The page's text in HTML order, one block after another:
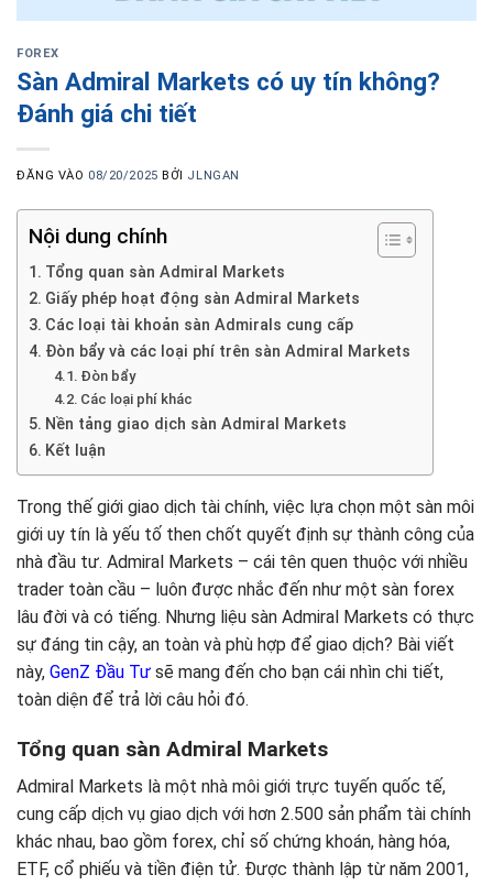
FOREX
Sàn Admiral Markets có uy tín không?
Đánh giá chi tiết
ĐĂNG VÀO 08/20/2025 BỞI JLNGAN
Nội dung chính
Tổng quan sàn Admiral Markets
Giấy phép hoạt động sàn Admiral Markets
Các loại tài khoản sàn Admirals cung cấp
Đòn bẩy và các loại phí trên sàn Admiral Markets
Đòn bẩy
Các loại phí khác
Nền tảng giao dịch sàn Admiral Markets
Kết luận
Trong thế giới giao dịch tài chính, việc lựa chọn một sàn môi
giới uy tín là yếu tố then chốt quyết định sự thành công của
nhà đầu tư. Admiral Markets – cái tên quen thuộc với nhiều
trader toàn cầu – luôn được nhắc đến như một sàn forex
lâu đời và có tiếng. Nhưng liệu sàn Admiral Markets có thực
sự đáng tin cậy, an toàn và phù hợp để giao dịch? Bài viết
này, GenZ Đầu Tư sẽ mang đến cho bạn cái nhìn chi tiết,
toàn diện để trả lời câu hỏi đó.
Tổng quan sàn Admiral Markets
Admiral Markets là một nhà môi giới trực tuyến quốc tế,
cung cấp dịch vụ giao dịch với hơn 2.500 sản phẩm tài chính
khác nhau, bao gồm forex, chỉ số chứng khoán, hàng hóa,
ETF, cổ phiếu và tiền điện tử. Được thành lập từ năm 2001,